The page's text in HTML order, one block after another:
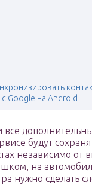
с Google на Android
все
будут
независимо от
на
нужно сделать